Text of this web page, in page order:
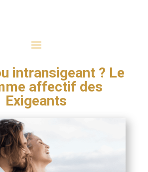
intransigeant ? Le
affectif des
Exigeants